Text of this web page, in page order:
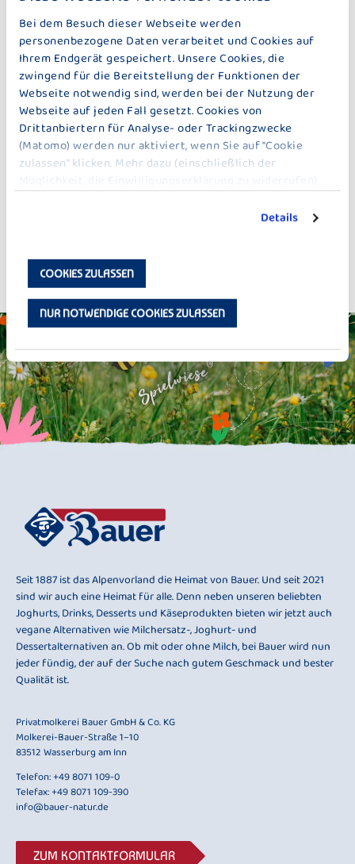
Bei dem Besuch dieser Webseite werden
personenbezogene Daten verarbeitet und Cookies auf
Ihrem Endgerät gespeichert. Unsere Cookies, die
zwingend für die Bereitstellung der Funktionen der
Webseite notwendig sind, werden bei der Nutzung der
Webseite auf jeden Fall gesetzt. Cookies von
Drittanbiertern für Analyse- oder Trackingzwecke
(Matomo) werden nur aktiviert, wenn Sie auf "Cookie
zulassen" klicken. Mehr dazu (einschließlich der
Möglichkeit, die Einwilligungserklärung zu widerrufen)
Details
COOKIES ZULASSEN
NUR NOTWENDIGE COOKIES ZULASSEN
KINDERFRUCHTJOGHURT
DIE BIENE MAJA PFIRSICH-
BANANE
KINDERFRUCHTJOGHURT
DIE BIENE MAJA ERDBEERE
Seit 1887 ist das Alpenvorland die Heimat von Bauer. Und seit 2021
sind wir auch eine Heimat für alle. Denn neben unseren beliebten
Joghurts, Drinks, Desserts und Käseprodukten bieten wir jetzt auch
vegane Alternativen wie Milchersatz-, Joghurt- und
Dessertalternativen an. Ob mit oder ohne Milch, bei Bauer wird nun
jeder fündig, der auf der Suche nach gutem Geschmack und bester
Qualität ist.
Privatmolkerei Bauer GmbH & Co. KG
Molkerei-Bauer-Straße 1–10
83512 Wasserburg am Inn
Telefon:+49 8071 109-0
Telefax: +49 8071 109-390
info@bauer-natur.de
ZUM KONTAKTFORMULAR